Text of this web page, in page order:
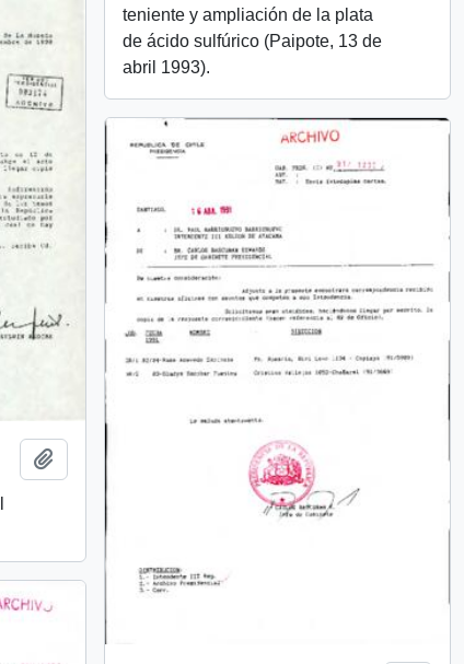
teniente y ampliación de la plata
de ácido sulfúrico (Paipote, 13 de
abril 1993).
Añadir al portapapeles